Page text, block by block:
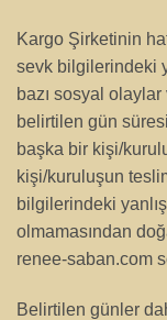
Kargo Şirketinin
sevk bilgilerindeki
bazı sosyal
belirtilen gün
başka bir kişi/
kişi/kuruluşun
bilgilerindeki
olmamasından
renee-saban.com
Belirtilen günler